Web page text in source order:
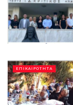
ΕΠΙΚΑΙΡΟΤΗΤΑ